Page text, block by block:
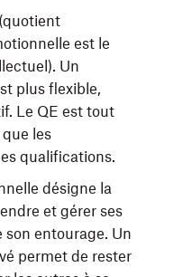
est le
Un
plus flexible,
Le QE est tout
les
qualifications.
désigne la
et gérer ses
son entourage. Un
permet de rester